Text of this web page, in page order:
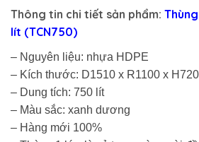
Thông tin chi tiết sản phẩm:
lít (TCN750)
– Nguyên liệu: nhựa HDPE
– Kích thước: D1510 x R1100 x
– Dung tích: 750 lít
– Màu sắc: xanh dương
– Hàng mới 100%